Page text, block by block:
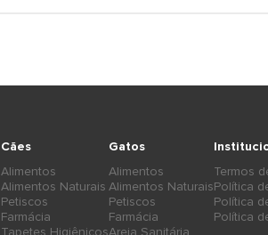
Cães
Alimentos
Alimentos Naturais
Petiscos
Farmácia
Tapetes Higiênicos
Gatos
Alimentos
Alimentos Naturais
Petiscos
Farmácia
Areia Sanitária
Termos
Política
Política
Política